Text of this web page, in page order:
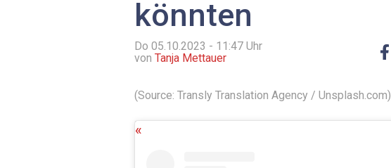
könnten
Do 05.10.2023 - 11:47 Uhr
von Tanja Mettauer
(Source: Transly Translation Agency / Unsplash.com)